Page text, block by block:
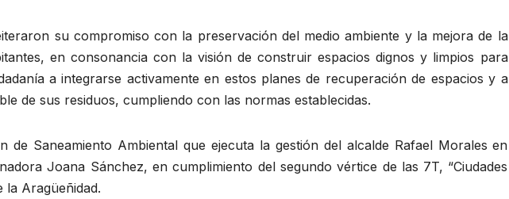
su compromiso con la preservación del medio ambiente y la mejora de la
en consonancia con la visión de construir espacios dignos y limpios para
a integrarse activamente en estos planes de recuperación de espacios y a
de sus residuos, cumpliendo con las normas establecidas.
de Saneamiento Ambiental que ejecuta la gestión del alcalde Rafael Morales en
Joana Sánchez, en cumplimiento del segundo vértice de las 7T, “Ciudades
la Aragüeñidad.